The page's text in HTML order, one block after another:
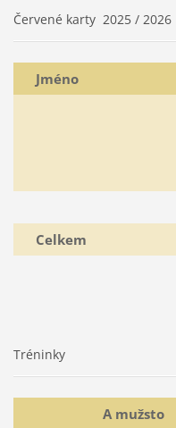
Červené karty 2025 / 2026
Jméno
Celkem
Tréninky
A mužsto